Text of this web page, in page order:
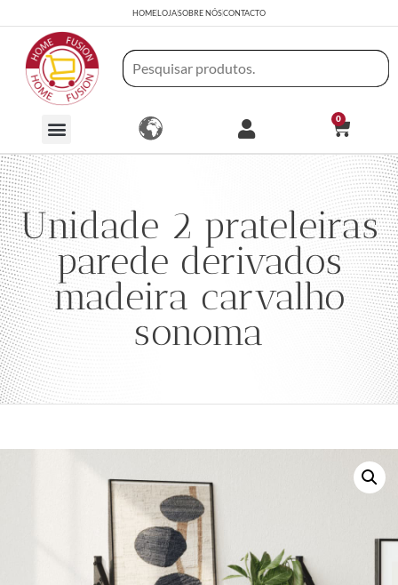
HOMELOJASOBRE NÓSCONTACTO
0
Unidade 2 prateleiras
parede derivados
madeira carvalho
sonoma